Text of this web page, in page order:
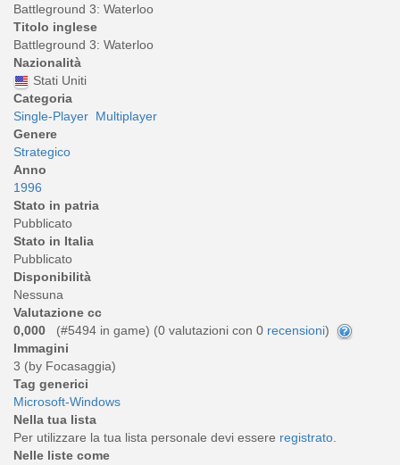
Battleground 3: Waterloo
Titolo inglese
Battleground 3: Waterloo
Nazionalità
Stati Uniti
Categoria
Single-Player Multiplayer
Genere
Strategico
Anno
1996
Stato in patria
Pubblicato
Stato in Italia
Pubblicato
Disponibilità
Nessuna
Valutazione cc
0,000
(#5494 in game) (0 valutazioni con 0 recensioni)
Immagini
3 (by Focasaggia)
Tag generici
Microsoft-Windows
Nella tua lista
Per utilizzare la tua lista personale devi essere registrato.
Nelle liste come